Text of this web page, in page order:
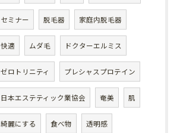
セミナー 脱毛器 家庭内脱毛器
快適 ムダ毛 ドクターエルミス
ゼロトリニティ プレシャスプロテイン
日本エステティック業協会 奄美 肌
綺麗にする 食べ物 透明感